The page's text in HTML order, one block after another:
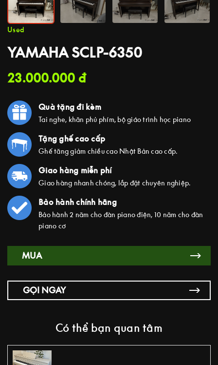
Used
YAMAHA SCLP-6350
23.000.000 đ
Quà tặng đi kèm
Tai nghe, khăn phủ phím, bộ giáo trình học piano
Tặng ghế cao cấp
Ghế tăng giảm chiều cao Nhật Bản cao cấp.
Giao hàng miễn phí
Giao hàng nhanh chóng, lắp đặt chuyên nghiệp.
Bảo hành chính hãng
Bảo hành 2 năm cho đàn piano điện, 10 năm cho đàn
piano cơ
MUA
GỌI NGAY
Có thể bạn quan tâm